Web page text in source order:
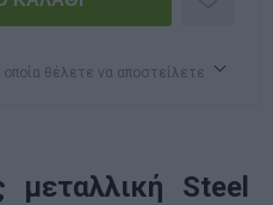
θέλετε να αποστείλετε
Steel